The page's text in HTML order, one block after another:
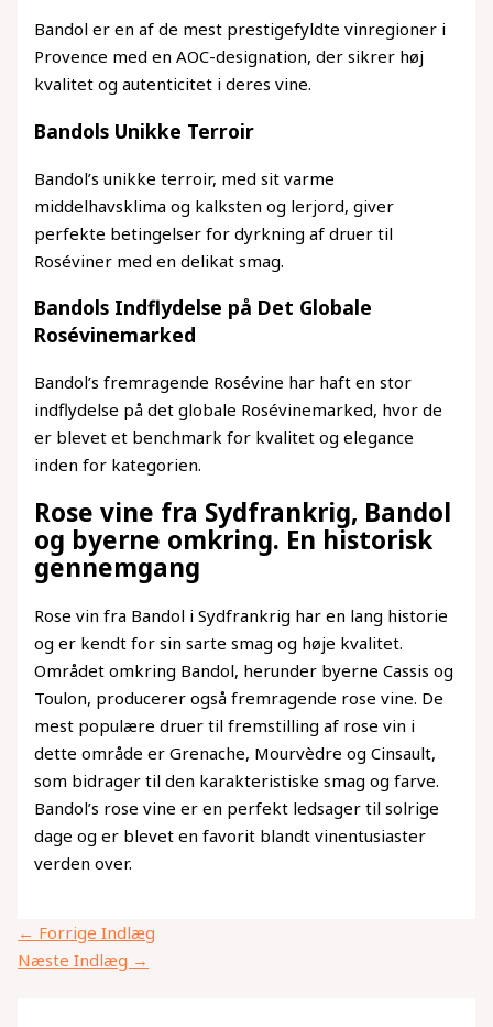
Bandol er en af de mest prestigefyldte vinregioner i
Provence med en AOC-designation, der sikrer høj
kvalitet og autenticitet i deres vine.
Bandols Unikke Terroir
Bandol’s unikke terroir, med sit varme
middelhavsklima og kalksten og lerjord, giver
perfekte betingelser for dyrkning af druer til
Roséviner med en delikat smag.
Bandols Indflydelse på Det Globale
Rosévinemarked
Bandol’s fremragende Rosévine har haft en stor
indflydelse på det globale Rosévinemarked, hvor de
er blevet et benchmark for kvalitet og elegance
inden for kategorien.
Rose vine fra Sydfrankrig, Bandol
og byerne omkring. En historisk
gennemgang
Rose vin fra Bandol i Sydfrankrig har en lang historie
og er kendt for sin sarte smag og høje kvalitet.
Området omkring Bandol, herunder byerne Cassis og
Toulon, producerer også fremragende rose vine. De
mest populære druer til fremstilling af rose vin i
dette område er Grenache, Mourvèdre og Cinsault,
som bidrager til den karakteristiske smag og farve.
Bandol’s rose vine er en perfekt ledsager til solrige
dage og er blevet en favorit blandt vinentusiaster
verden over.
← Forrige Indlæg
Næste Indlæg →